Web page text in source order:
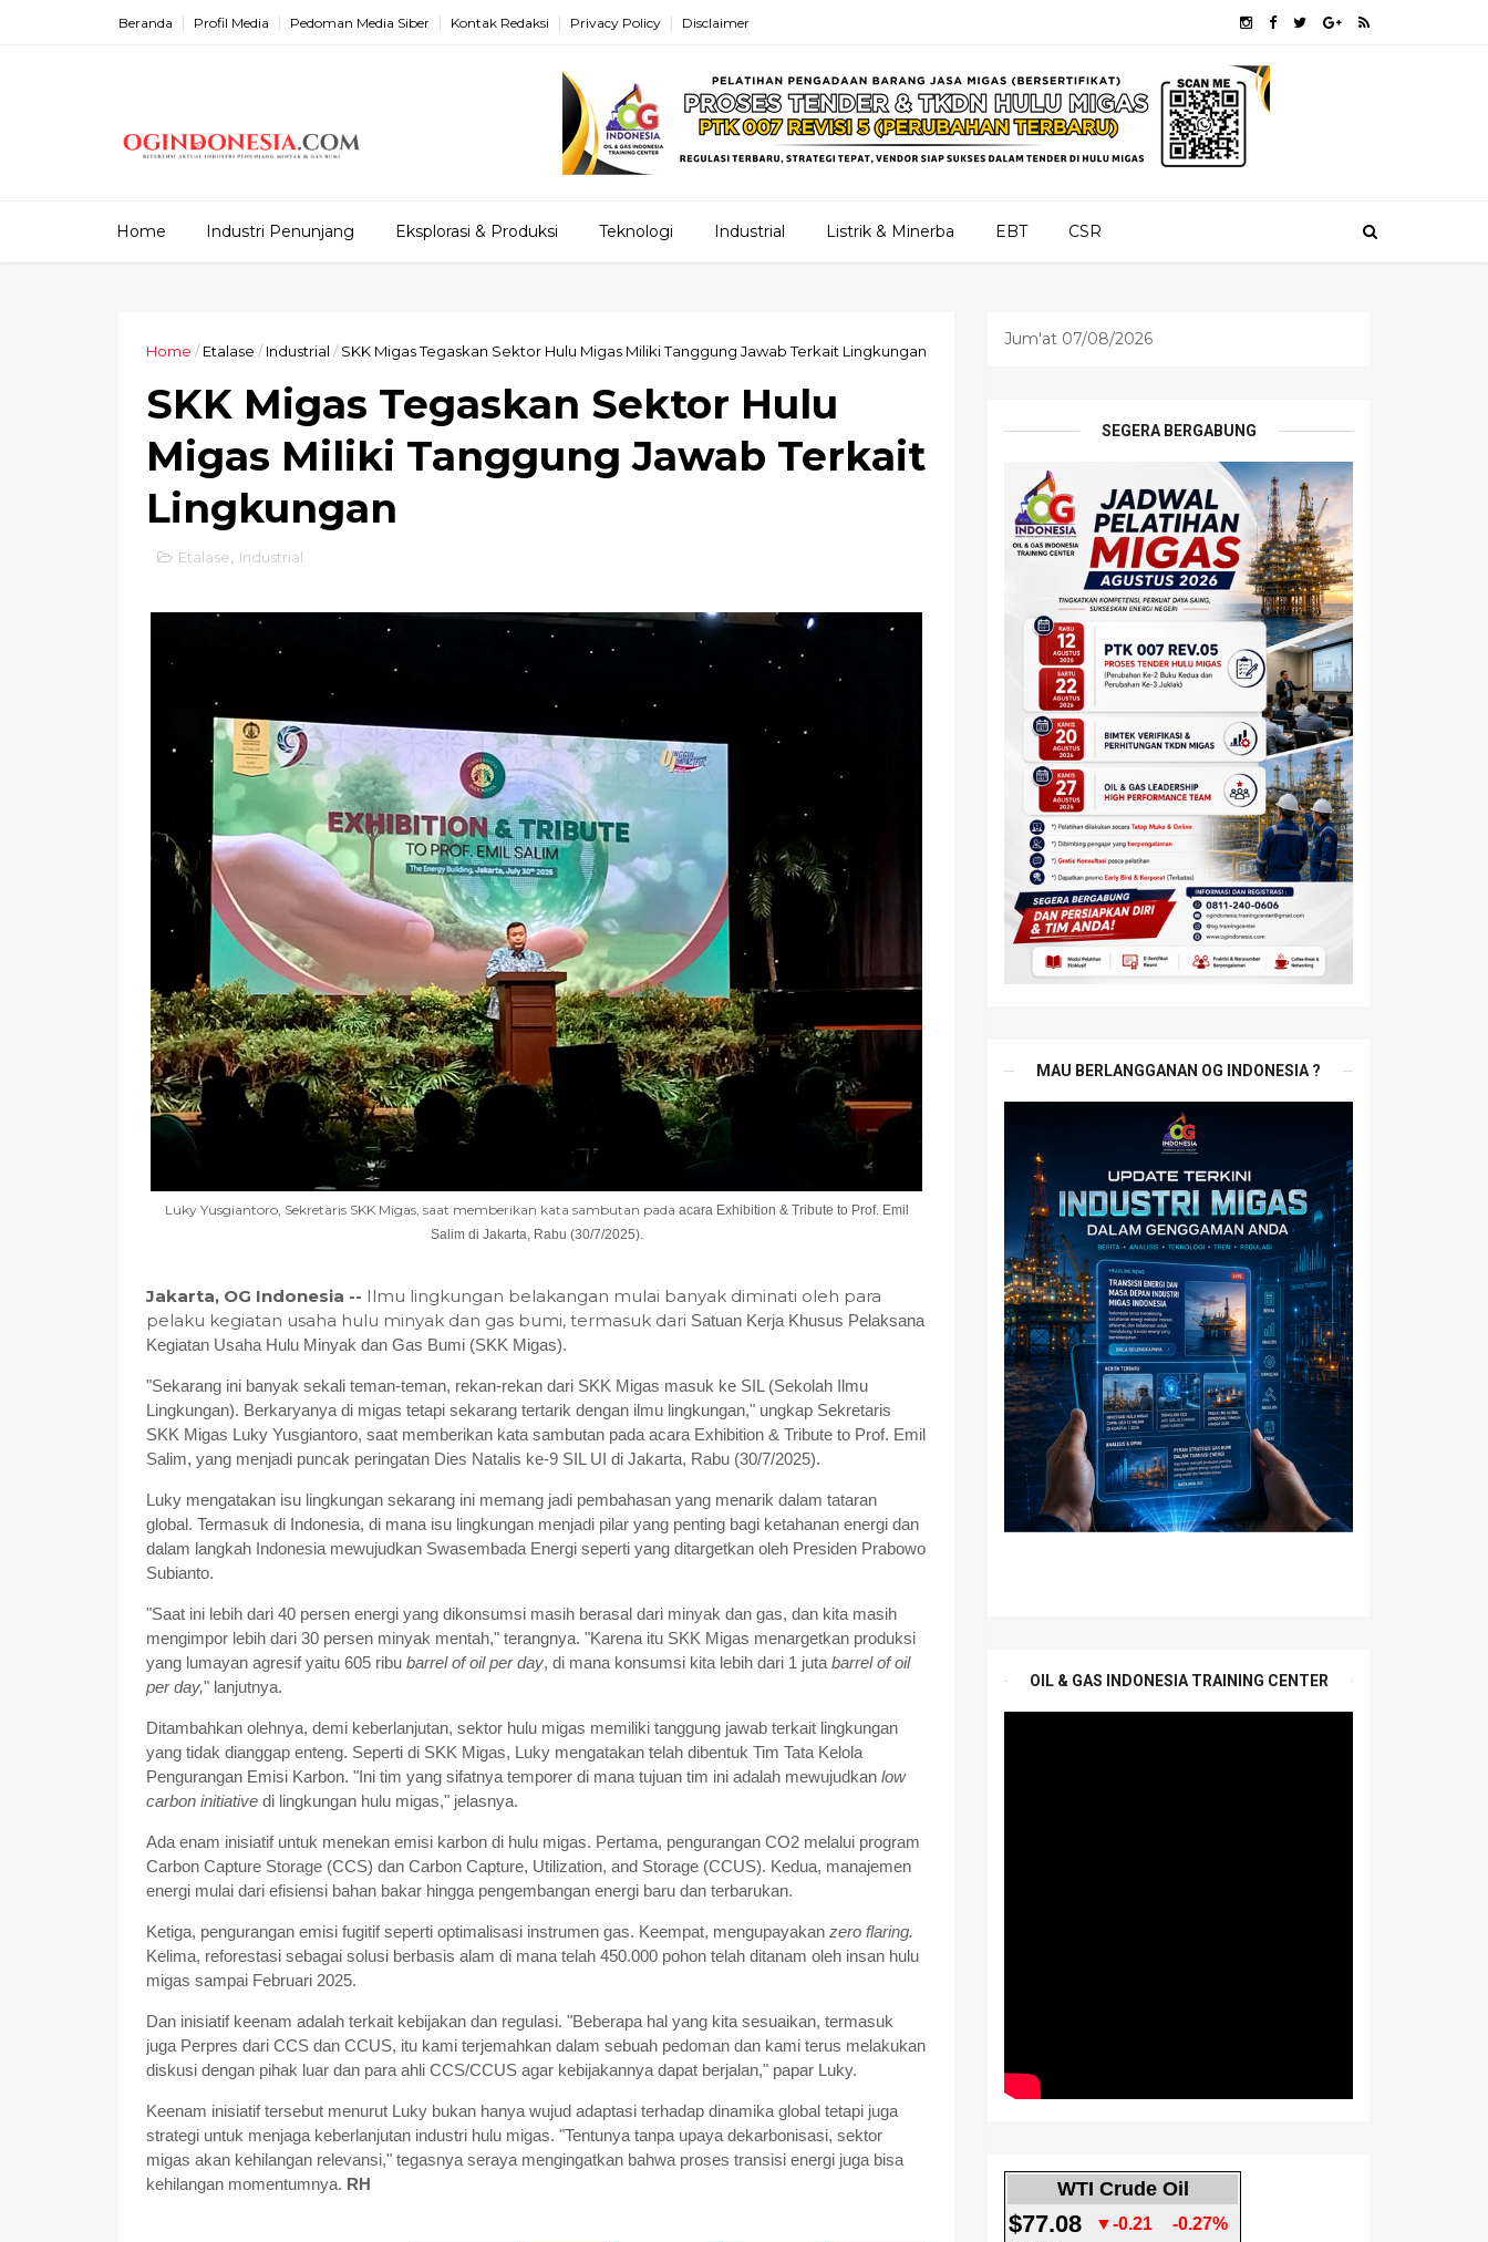
Beranda Profil Media Pedoman Media Siber Kontak Redaksi Privacy Policy Disclaimer
Home Industri Penunjang Eksplorasi & Produksi Teknologi Industrial Listrik & Minerba EBT CSR
Home / Etalase / Industrial / SKK Migas Tegaskan Sektor Hulu Migas Miliki Tanggung Jawab Terkait Lingkungan
SKK Migas Tegaskan Sektor Hulu
Migas Miliki Tanggung Jawab Terkait
Lingkungan
Etalase Industrial
Luky Yusgiantoro, Sekretaris SKK Migas, saat memberikan kata sambutan pada acara Exhibition & Tribute to Prof. Emil
Salim di Jakarta, Rabu (30/7/2025).
Jakarta, OG Indonesia -- Ilmu lingkungan belakangan mulai banyak diminati oleh para
pelaku kegiatan usaha hulu minyak dan gas bumi, termasuk dari Satuan Kerja Khusus Pelaksana
Kegiatan Usaha Hulu Minyak dan Gas Bumi (SKK Migas).
"Sekarang ini banyak sekali teman-teman, rekan-rekan dari SKK Migas masuk ke SIL (Sekolah Ilmu
Lingkungan). Berkaryanya di migas tetapi sekarang tertarik dengan ilmu lingkungan," ungkap Sekretaris
SKK Migas Luky Yusgiantoro, saat memberikan kata sambutan pada acara Exhibition & Tribute to Prof. Emil
Salim, yang menjadi puncak peringatan Dies Natalis ke-9 SIL UI di Jakarta, Rabu (30/7/2025).
Luky mengatakan isu lingkungan sekarang ini memang jadi pembahasan yang menarik dalam tataran
global. Termasuk di Indonesia, di mana isu lingkungan menjadi pilar yang penting bagi ketahanan energi dan
dalam langkah Indonesia mewujudkan Swasembada Energi seperti yang ditargetkan oleh Presiden Prabowo
Subianto.
"Saat ini lebih dari 40 persen energi yang dikonsumsi masih berasal dari minyak dan gas, dan kita masih
mengimpor lebih dari 30 persen minyak mentah," terangnya. "Karena itu SKK Migas menargetkan produksi
yang lumayan agresif yaitu 605 ribu barrel of oil per day, di mana konsumsi kita lebih dari 1 juta barrel of oil
per day," lanjutnya.
Ditambahkan olehnya, demi keberlanjutan, sektor hulu migas memiliki tanggung jawab terkait lingkungan
yang tidak dianggap enteng. Seperti di SKK Migas, Luky mengatakan telah dibentuk Tim Tata Kelola
Pengurangan Emisi Karbon. "Ini tim yang sifatnya temporer di mana tujuan tim ini adalah mewujudkan low
carbon initiative di lingkungan hulu migas," jelasnya.
Ada enam inisiatif untuk menekan emisi karbon di hulu migas. Pertama, pengurangan CO2 melalui program
Carbon Capture Storage (CCS) dan Carbon Capture, Utilization, and Storage (CCUS). Kedua, manajemen
energi mulai dari efisiensi bahan bakar hingga pengembangan energi baru dan terbarukan.
Ketiga, pengurangan emisi fugitif seperti optimalisasi instrumen gas. Keempat, mengupayakan zero flaring.
Kelima, reforestasi sebagai solusi berbasis alam di mana telah 450.000 pohon telah ditanam oleh insan hulu
migas sampai Februari 2025.
Dan inisiatif keenam adalah terkait kebijakan dan regulasi. "Beberapa hal yang kita sesuaikan, termasuk
juga Perpres dari CCS dan CCUS, itu kami terjemahkan dalam sebuah pedoman dan kami terus melakukan
diskusi dengan pihak luar dan para ahli CCS/CCUS agar kebijakannya dapat berjalan," papar Luky.
Keenam inisiatif tersebut menurut Luky bukan hanya wujud adaptasi terhadap dinamika global tetapi juga
strategi untuk menjaga keberlanjutan industri hulu migas. "Tentunya tanpa upaya dekarbonisasi, sektor
migas akan kehilangan relevansi," tegasnya seraya mengingatkan bahwa proses transisi energi juga bisa
kehilangan momentumnya. RH
Jum'at 07/08/2026
SEGERA BERGABUNG
MAU BERLANGGANAN OG INDONESIA ?
OIL & GAS INDONESIA TRAINING CENTER
WTI Crude Oil
$77.08 ▼-0.21 -0.27%